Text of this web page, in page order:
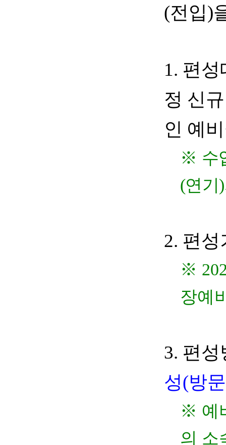
(전입)
1. 편성
정 신
인 예
※ 수
(연기)
2. 편성
※
장예
3. 편성
성(방문
※ 예
의 소